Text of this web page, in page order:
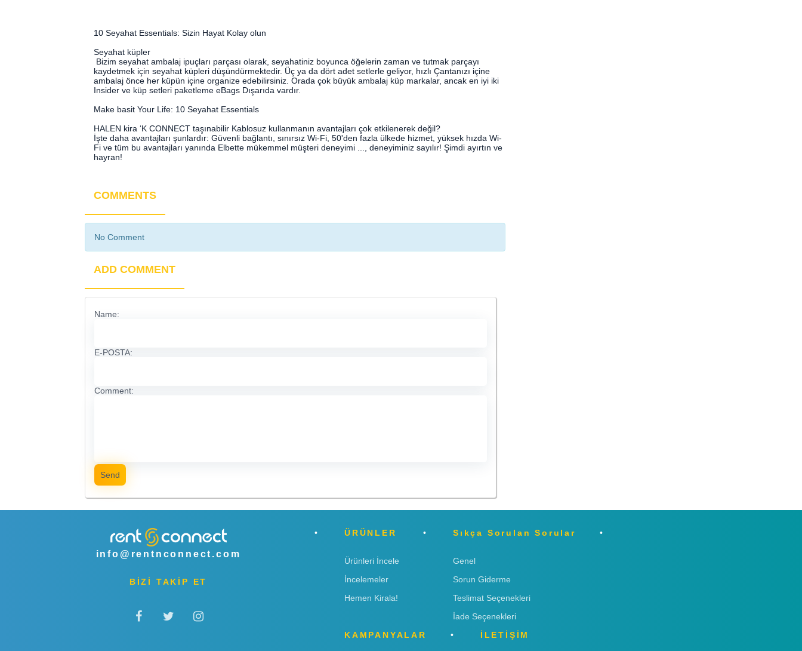
10 Seyahat Essentials: Sizin Hayat Kolay olun
Seyahat küpler
Bizim seyahat ambalaj ipuçları parçası olarak, seyahatiniz boyunca öğelerin zaman ve tutmak parçayı
kaydetmek için seyahat küpleri düşündürmektedir. Üç ya da dört adet setlerle geliyor, hızlı Çantanızı içine
ambalaj önce her küpün içine organize edebilirsiniz. Orada çok büyük ambalaj küp markalar, ancak en iyi iki
Insider ve küp setleri paketleme eBags Dışarıda vardır.
Make basit Your Life: 10 Seyahat Essentials
HALEN kira ‘K CONNECT taşınabilir Kablosuz kullanmanın avantajları çok etkilenerek değil?
İşte daha avantajları şunlardır: Güvenli bağlantı, sınırsız Wi-Fi, 50'den fazla ülkede hizmet, yüksek hızda Wi-
Fi ve tüm bu avantajları yanında Elbette mükemmel müşteri deneyimi ..., deneyiminiz sayılır! Şimdi ayırtın ve
hayran!
COMMENTS
No Comment
ADD COMMENT
Name:
E-POSTA:
Comment:
Send
info@rentnconnect.com
BİZİ TAKİP ET
ÜRÜNLER
Ürünleri İncele
İncelemeler
Hemen Kirala!
Sıkça Sorulan Sorular
Genel
Sorun Giderme
Teslimat Seçenekleri
İade Seçenekleri
KAMPANYALAR
İLETİŞİM